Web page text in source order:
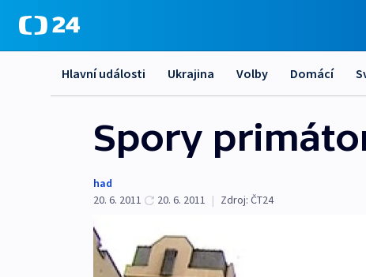
Hlavní události Ukrajina Volby Domácí
Spory
had
20. 6. 2011
20. 6. 2011 | Zdroj: ČT24